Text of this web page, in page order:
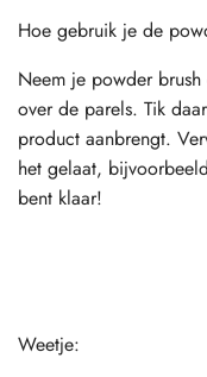
Hoe gebruik je de
Neem je powder
over de parels. Tik
product aanbrengt.
het gelaat,
bent klaar!
Weetje: